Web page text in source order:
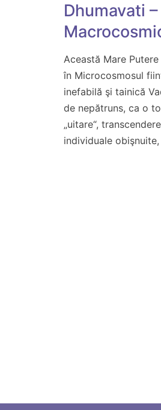
Dhumavati
Această Mare
în Microcosmosul
inefabilă şi tainică
de nepătruns, ca o
„uitare“,
individuale